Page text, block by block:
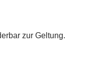
zur Geltung.